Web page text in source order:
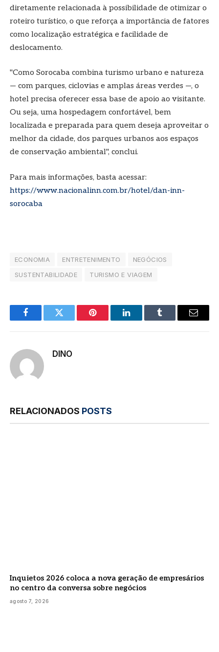
diretamente relacionada à possibilidade de otimizar o
roteiro turístico, o que reforça a importância de fatores
como localização estratégica e facilidade de
deslocamento.
"Como Sorocaba combina turismo urbano e natureza
— com parques, ciclovias e amplas áreas verdes —, o
hotel precisa oferecer essa base de apoio ao visitante.
Ou seja, uma hospedagem confortável, bem
localizada e preparada para quem deseja aproveitar o
melhor da cidade, dos parques urbanos aos espaços
de conservação ambiental", conclui.
Para mais informações, basta acessar:
https://www.nacionalinn.com.br/hotel/dan-inn-
sorocaba
ECONOMIA ENTRETENIMENTO
NEGÓCIOS
SUSTENTABILIDADE
TURISMO E VIAGEM
FacebookTwitter Pinterest LinkedInTumblr
E-
DINO
RELACIONADOS POSTS
Inquietos 2026 coloca a nova geração de empresários
no centro da conversa sobre negócios
agosto 7, 2026